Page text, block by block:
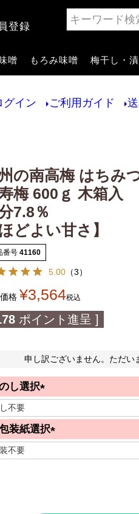
登録
噌 もろみ味噌 梅干し・
グイン ご利用ガイド
の南高梅 はちみ
梅 600ｇ 木箱入
7.8％
ほどよい甘さ】
番号 41160
5.00 （3）
格 ¥3,564税込
ポイント進呈 ]
申し訳ございません。ただい
し選択
必
須
装紙選択
必